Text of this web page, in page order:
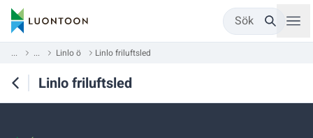
Sök
... ... Linlo ö Linlo friluftsled
Linlo friluftsled